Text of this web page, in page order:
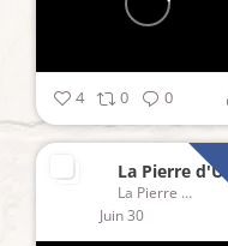
4 0 0
La Pierre d'Uzel
Juin 30